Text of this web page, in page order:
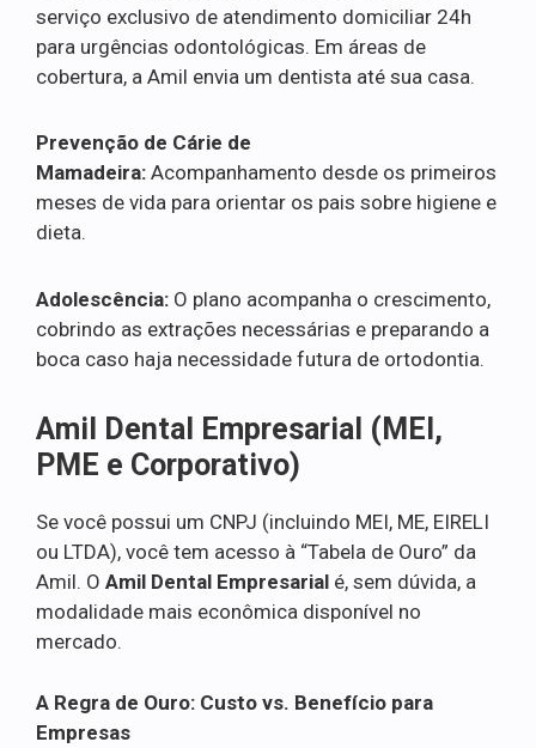
serviço exclusivo de atendimento domiciliar 24h
para urgências odontológicas. Em áreas de
cobertura, a Amil envia um dentista até sua casa.
Prevenção de Cárie de
Mamadeira: Acompanhamento desde os primeiros
meses de vida para orientar os pais sobre higiene e
dieta.
Adolescência: O plano acompanha o crescimento,
cobrindo as extrações necessárias e preparando a
boca caso haja necessidade futura de ortodontia.
Amil Dental Empresarial (MEI,
PME e Corporativo)
Se você possui um CNPJ (incluindo MEI, ME, EIRELI
ou LTDA), você tem acesso à “Tabela de Ouro” da
Amil. O Amil Dental Empresarial é, sem dúvida, a
modalidade mais econômica disponível no
mercado.
A Regra de Ouro: Custo vs. Benefício para
Empresas